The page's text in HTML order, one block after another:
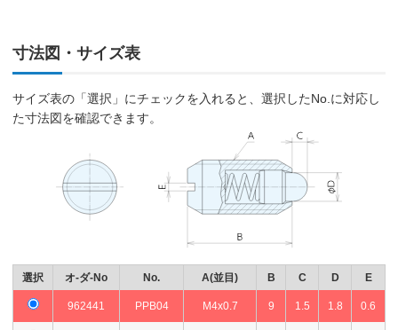
寸法図・サイズ表
サイズ表の「選択」にチェックを入れると、選択したNo.に対応し
た寸法図を確認できます。
選択 オ-ダ-No No. A(並目) B C D E
962441 PPB04 M4x0.7 9 1.5 1.8 0.6